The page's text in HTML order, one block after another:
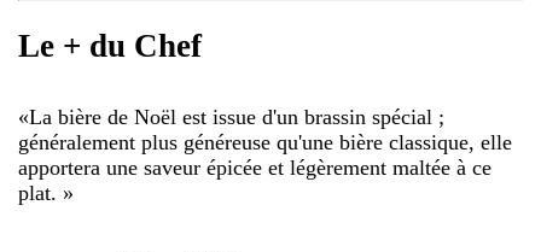
Le + du Chef
«La bière de Noël est issue d'un brassin spécial ;
généralement plus généreuse qu'une bière classique, elle
apportera une saveur épicée et légèrement maltée à ce
plat. »